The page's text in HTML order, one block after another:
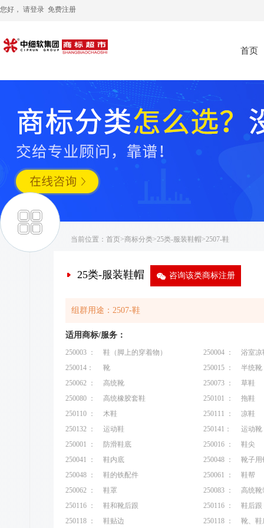
您好， 请登录 免费注册
首页
当前位置： 首页>商标分类>25类-服装鞋帽>2507-鞋
25类-服装鞋帽 9 咨询该类商标注册
组群用途：2507-鞋
适用商标/服务：
250003 ： 鞋（脚上的穿着物） 250004 ：
浴室凉
250014：
靴 250015 ：
半统靴
250062 ：
高统靴 250073 ：
草鞋
250080 ：
高统橡胶套鞋 250101 ：
拖鞋
250110 ：
木鞋 250111 ：
凉鞋
250132 ：
运动鞋 250141：
运动靴
250001 ：
防滑鞋底 250016 ：
鞋尖
250041 ：
鞋内底 250048 ：
靴子用
250048 ：
鞋的铁配件 250061 ：
鞋帮
250062 ：
鞋罩 250083 ：
高统靴
250116 ：
鞋和靴后跟 250116 ：
鞋后跟
250118 ：
鞋贴边 250118 ：
靴、鞋